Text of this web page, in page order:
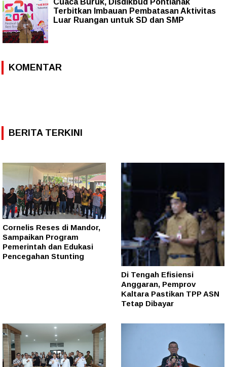
Cuaca Buruk, Disdikbud Pontianak
Terbitkan Imbauan Pembatasan Aktivitas
Luar Ruangan untuk SD dan SMP
KOMENTAR
BERITA TERKINI
Cornelis Reses di Mandor,
Sampaikan Program
Pemerintah dan Edukasi
Pencegahan Stunting
Di Tengah Efisiensi
Anggaran, Pemprov
Kaltara Pastikan TPP ASN
Tetap Dibayar